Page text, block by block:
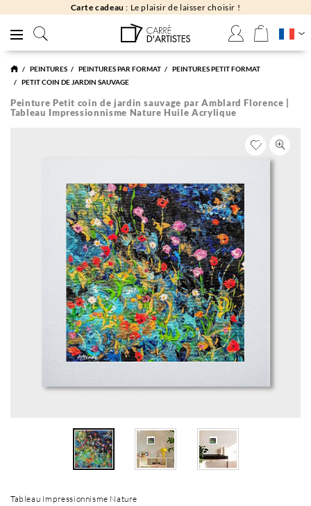
Carte cadeau : Le plaisir de laisser choisir !
PEINTURES PEINTURES PAR FORMAT
PEINTURES PETIT FORMAT
PETIT COIN DE JARDIN SAUVAGE
Peinture Petit coin de jardin sauvage par Amblard Florence |
Tableau Impressionnisme Nature Huile Acrylique
Tableau Impressionnisme Nature